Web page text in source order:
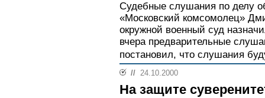
Судебные слушания по делу
«Московский комсомолец»
окружной военный суд
вчера предварительные
постановил, что слушания
// 24.10.2000
На защите